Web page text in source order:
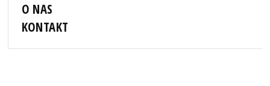
O NAS
KONTAKT